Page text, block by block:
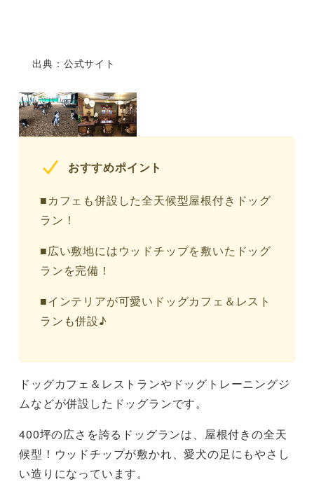
出典：公式サイト
おすすめポイント
■カフェも併設した全天候型屋根付きドッグ
ラン！
■広い敷地にはウッドチップを敷いたドッグ
ランを完備！
■インテリアが可愛いドッグカフェ＆レスト
ランも併設♪
ドッグカフェ＆レストランやドッグトレーニングジ
ムなどが併設したドッグランです。
400坪の広さを誇るドッグランは、屋根付きの全天
候型！ウッドチップが敷かれ、愛犬の足にもやさし
い造りになっています。